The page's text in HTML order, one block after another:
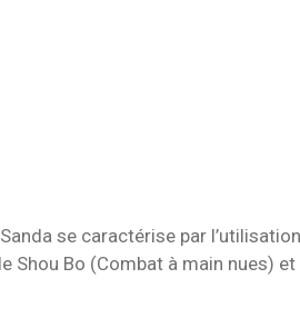
se caractérise par
Bo (Combat à main nues)